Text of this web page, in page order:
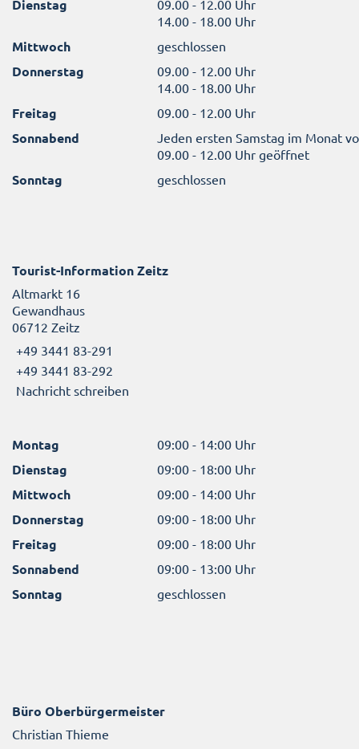
Dienstag
09.00 - 12.00 Uhr
14.00 - 18.00 Uhr
Mittwoch geschlossen
Donnerstag
09.00 - 12.00 Uhr
14.00 - 18.00 Uhr
Freitag 09.00 - 12.00 Uhr
Sonnabend
Jeden ersten Samstag im Monat
09.00 - 12.00 Uhr geöffnet
Sonntag geschlossen
Tourist-Information Zeitz
Altmarkt 16
Gewandhaus
06712 Zeitz
+49 3441 83-291
+49 3441 83-292
Nachricht schreiben
Montag 09:00 - 14:00 Uhr
Dienstag 09:00 - 18:00 Uhr
Mittwoch 09:00 - 14:00 Uhr
Donnerstag 09:00 - 18:00 Uhr
Freitag 09:00 - 18:00 Uhr
Sonnabend 09:00 - 13:00 Uhr
Sonntag geschlossen
Büro Oberbürgermeister
Christian Thieme